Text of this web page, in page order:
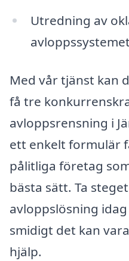
Utredning av
Med vår tjänst kan
få tre
avloppsrensning i
ett enkelt formulär
pålitliga företag
bästa sätt. Ta
avloppslösning
smidigt det kan
hjälp.